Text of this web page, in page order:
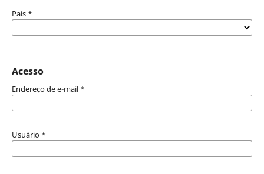
País *
Acesso
Endereço de e-mail *
Usuário *